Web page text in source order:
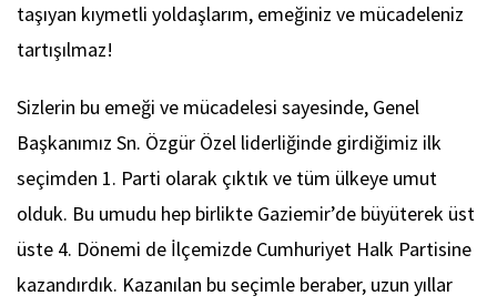
taşıyan kıymetli yoldaşlarım, emeğiniz ve mücadeleniz
tartışılmaz!
Sizlerin bu emeği ve mücadelesi sayesinde, Genel
Başkanımız Sn. Özgür Özel liderliğinde girdiğimiz ilk
seçimden 1. Parti olarak çıktık ve tüm ülkeye umut
olduk. Bu umudu hep birlikte Gaziemir’de büyüterek üst
üste 4. Dönemi de İlçemizde Cumhuriyet Halk Partisine
kazandırdık. Kazanılan bu seçimle beraber, uzun yıllar